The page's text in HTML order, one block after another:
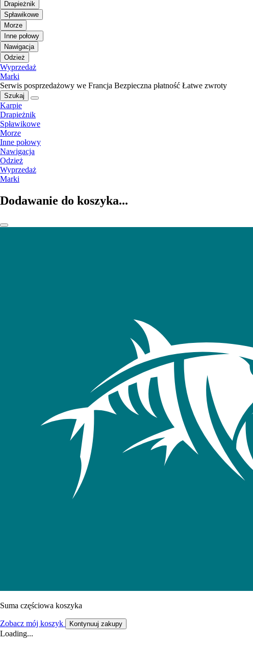
Drapieżnik
Spławikowe
Morze
Inne połowy
Nawigacja
Odzież
Wyprzedaż
Marki
Serwis posprzedażowy we Francja Bezpieczna płatność Łatwe zwroty
Szukaj
Karpie
Drapieżnik
Spławikowe
Morze
Inne połowy
Nawigacja
Odzież
Wyprzedaż
Marki
Dodawanie do koszyka...
Suma częściowa koszyka
Zobacz mój koszyk Kontynuuj zakupy
Loading...